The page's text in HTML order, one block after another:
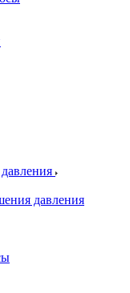
давления